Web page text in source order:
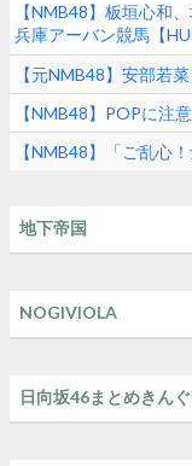
【NMB48】板垣心和
兵庫アーバン競馬【
Campus Live」に出演
【元NMB48】安部若
【NMB48】POPに注
【NMB48】「ご乱心
地下帝国
NOGIVIOLA
日向坂46まとめきん